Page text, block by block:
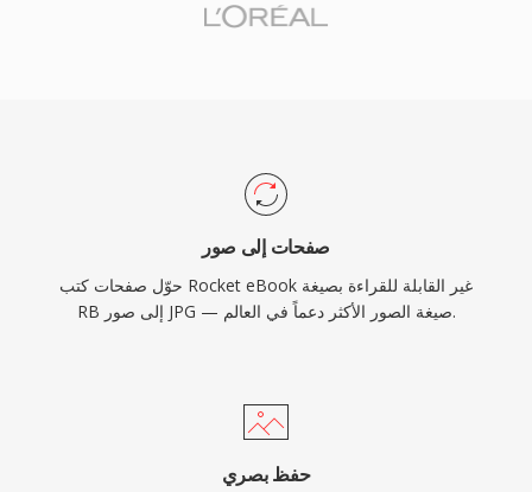
صفحات إلى صور
حوّل صفحات كتب Rocket eBook غير القابلة للقراءة بصيغة
RB إلى صور JPG — صيغة الصور الأكثر دعماً في العالم.
حفظ بصري